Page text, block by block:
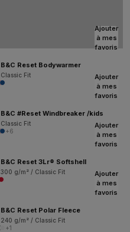
Ajouter
à mes
favoris
B&C Reset Bodywarmer
Classic Fit
Ajouter
à mes
favoris
B&C #Reset Windbreaker /kids
Classic Fit
+6
Ajouter
à mes
favoris
B&C Reset 3Lr® Softshell
300 g/m² / Classic Fit
Ajouter
à mes
favoris
B&C Reset Polar Fleece
240 g/m² / Classic Fit
+1